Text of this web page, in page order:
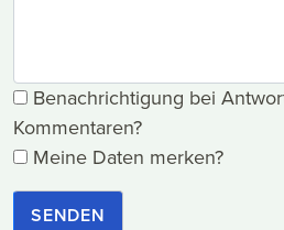
Benachrichtigung bei
Kommentaren?
Meine Daten merken?
SENDEN